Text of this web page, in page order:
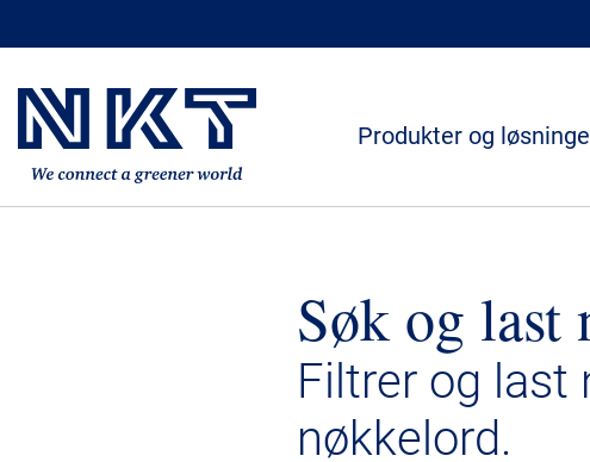
Produkter og
Søk og last
Filtrer og last
nøkkelord.